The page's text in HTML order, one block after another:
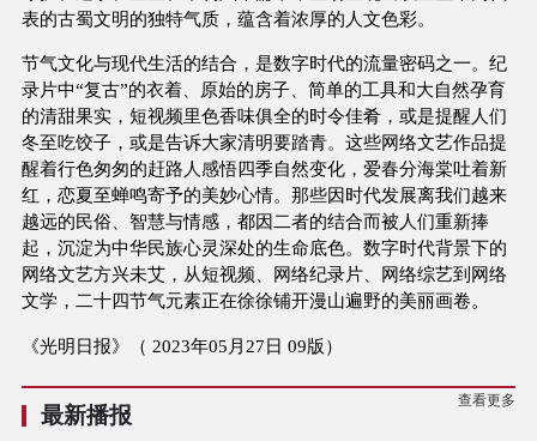
表的古蜀文明的独特气质，蕴含着浓厚的人文色彩。
节气文化与现代生活的结合，是数字时代的流量密码之一。纪
录片中“复古”的衣着、原始的房子、简单的工具和大自然孕育
的清甜果实，短视频里色香味俱全的时令佳肴，或是提醒人们
冬至吃饺子，或是告诉大家清明要踏青。这些网络文艺作品提
醒着行色匆匆的赶路人感悟四季自然变化，爱春分海棠吐着新
红，恋夏至蝉鸣寄予的美妙心情。那些因时代发展离我们越来
越远的民俗、智慧与情感，都因二者的结合而被人们重新捧
起，沉淀为中华民族心灵深处的生命底色。数字时代背景下的
网络文艺方兴未艾，从短视频、网络纪录片、网络综艺到网络
文学，二十四节气元素正在徐徐铺开漫山遍野的美丽画卷。
《光明日报》（ 2023年05月27日 09版）
最新播报
查看更多